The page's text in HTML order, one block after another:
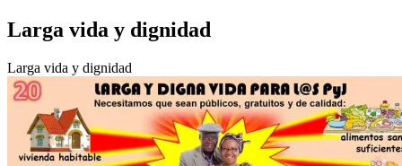
Larga vida y dignidad
Larga vida y dignidad